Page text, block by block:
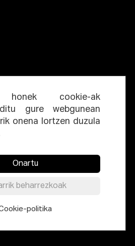
honek cookie-ak
gure webgunean
onena lortzen duzula
Onartu
beharrezkoak
politika